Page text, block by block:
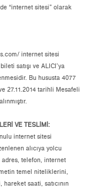
“internet sitesi” olarak
internet sitesi
satışı ve ALICI’ya
Bu hususta 4077
27.11.2014 tarihli Mesafeli
VE TESLİMİ:
internet sitesi
alıcıya yolcu
adres, telefon, internet
temel niteliklerini,
saati, satıcının